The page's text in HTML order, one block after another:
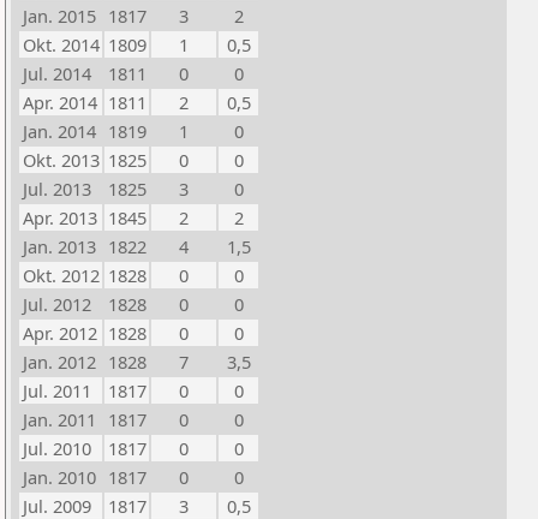
Jan. 2015 1817 3
2
Okt. 2014 1809 1
0,5
Jul. 2014
1811 0
0
Apr. 2014 1811 2
0,5
Jan. 2014 1819 1
0
Okt. 2013 1825 0
0
Jul. 2013
1825 3
0
Apr. 2013 1845 2
2
Jan. 2013 1822 4
1,5
Okt. 2012 1828 0
0
Jul. 2012
1828 0
0
Apr. 2012 1828 0
0
Jan. 2012 1828 7
3,5
Jul. 2011
1817 0
0
Jan. 2011
1817 0
0
Jul. 2010
1817 0
0
Jan. 2010 1817 0
0
Jul. 2009
1817 3
0,5